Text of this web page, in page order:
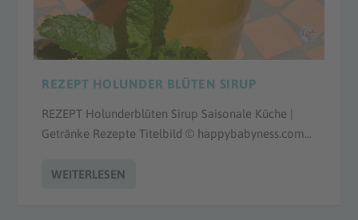
REZEPT HOLUNDER BLÜTEN SIRUP
REZEPT Holunderblüten Sirup Saisonale Küche |
Getränke Rezepte Titelbild © happybabyness.com...
WEITERLESEN